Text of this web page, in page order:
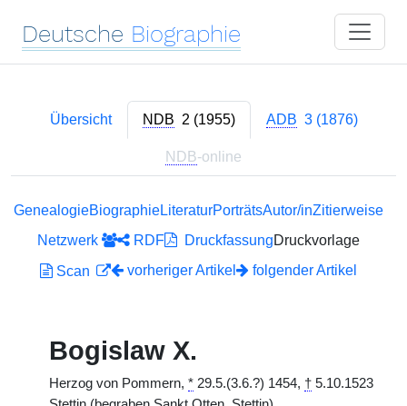
Deutsche Biographie
Übersicht NDB 2 (1955) ADB 3 (1876)
NDB-online
GenealogieBiographieLiteraturPorträtsAutor/inZitierweise
Netzwerk
RDF DruckfassungDruckvorlage
Scan
vorheriger Artikel folgender Artikel
Bogislaw X.
Herzog von Pommern, * 29.5.(3.6.?) 1454, † 5.10.1523